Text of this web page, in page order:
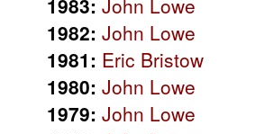
1983: John Lowe
1982: John Lowe
1981: Eric Bristow
1980: John Lowe
1979: John Lowe